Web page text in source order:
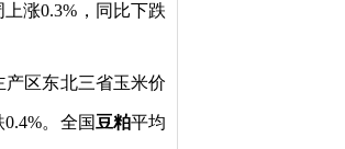
涨0.3%，同比下跌
产区东北三省玉米价
。全国豆粕平均